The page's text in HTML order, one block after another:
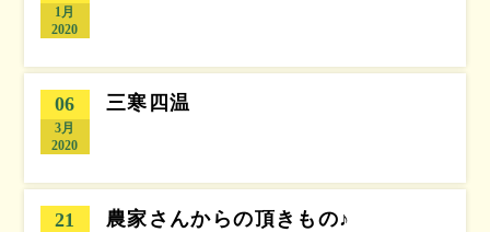
1月
2020
06
3月
2020
三寒四温
21 農家さんからの頂きもの♪